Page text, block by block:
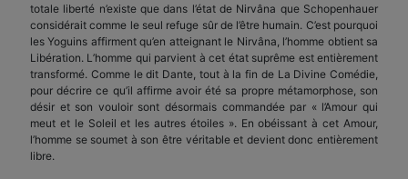
totale liberté n’existe que dans l’état de Nirvâna que Schopenhauer
considérait comme le seul refuge sûr de l’être humain. C’est pourquoi
les Yoguins affirment qu’en atteignant le Nirvâna, l’homme obtient sa
Libération. L’homme qui parvient à cet état suprême est entièrement
transformé. Comme le dit Dante, tout à la fin de La Divine Comédie,
pour décrire ce qu’il affirme avoir été sa propre métamorphose, son
désir et son vouloir sont désormais commandée par « l’Amour qui
meut et le Soleil et les autres étoiles ». En obéissant à cet Amour,
l’homme se soumet à son être véritable et devient donc entièrement
libre.